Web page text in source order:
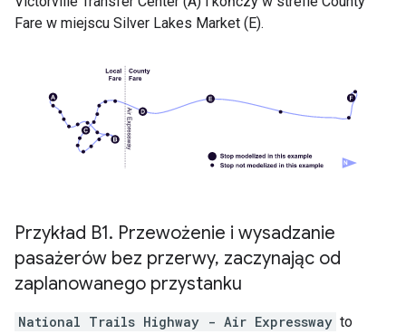
Fare w miejscu Silver Lakes Market (E).
Przykład B1. Przewożenie i wysadzanie
pasażerów bez przerwy, zaczynając od
zaplanowanego przystanku
National Trails Highway - Air Expressway to